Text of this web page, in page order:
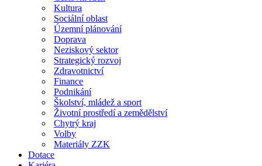
Kultura
Sociální oblast
Územní plánování
Doprava
Neziskový sektor
Strategický rozvoj
Zdravotnictví
Finance
Podnikání
Školství, mládež a sport
Životní prostředí a zemědělství
Chytrý kraj
Volby
Materiály ZZK
Dotace